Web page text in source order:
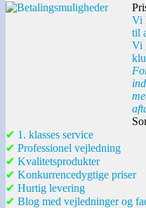
Vi
til
Vi
✔ 1. klasses service
✔ Professionel vejledning
✔ Kvalitetsprodukter
✔ Konkurrencedygtige priser
✔ Hurtig levering
✔ Blog med vejledninger og